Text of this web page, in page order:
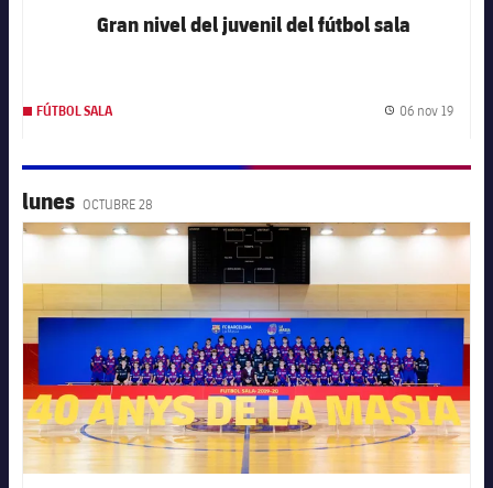
Gran nivel del juvenil del fútbol sala
FÚTBOL SALA 06 nov 19
lunes OCTUBRE 28
FC Barcelona club badge